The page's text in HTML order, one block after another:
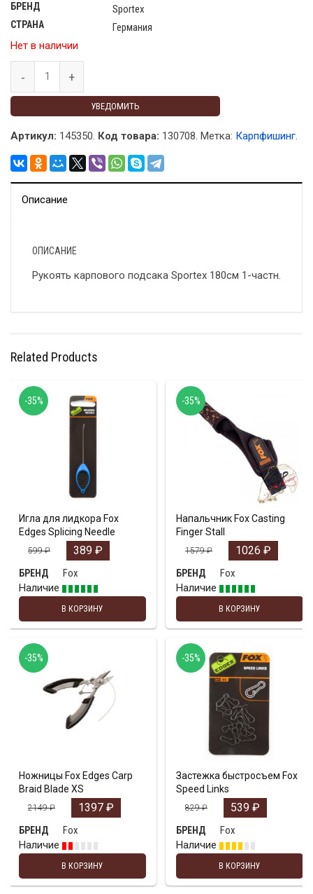
БРЕНД Sportex
СТРАНА
Германия
Нет в наличии
УВЕДОМИТЬ
Артикул: 145350. Код товара: 130708. Метка: Карпфишинг.
Описание
ОПИСАНИЕ
Рукоять карпового подсака Sportex 180см 1-частн.
Related Products
Игла для лидкора Fox
Edges Splicing Needle
599₽ 389 ₽
БРЕНД
Fox
Наличие
В КОРЗИНУ
-35%
Напальчник Fox Casting
Finger Stall
1579₽ 1026 ₽
БРЕНД
Fox
Наличие
В КОРЗИНУ
-35%
Ножницы Fox Edges Carp
Braid Blade XS
2149₽ 1397 ₽
БРЕНД
Fox
Наличие
В КОРЗИНУ
-35%
Застежка быстросъем Fox
Speed Links
829₽ 539 ₽
БРЕНД
Fox
Наличие
В КОРЗИНУ
-35%